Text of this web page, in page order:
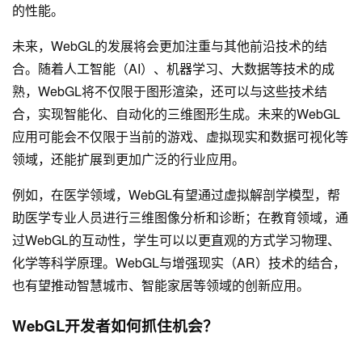
的性能。
未来，WebGL的发展将会更加注重与其他前沿技术的结
合。随着人工智能（AI）、机器学习、大数据等技术的成
熟，WebGL将不仅限于图形渲染，还可以与这些技术结
合，实现智能化、自动化的三维图形生成。未来的WebGL
应用可能会不仅限于当前的游戏、虚拟现实和数据可视化等
领域，还能扩展到更加广泛的行业应用。
例如，在医学领域，WebGL有望通过虚拟解剖学模型，帮
助医学专业人员进行三维图像分析和诊断；在教育领域，通
过WebGL的互动性，学生可以以更直观的方式学习物理、
化学等科学原理。WebGL与增强现实（AR）技术的结合，
也有望推动智慧城市、智能家居等领域的创新应用。
WebGL开发者如何抓住机会？